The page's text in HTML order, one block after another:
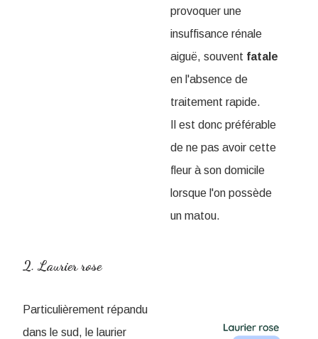
provoquer une
insuffisance rénale
aiguë, souvent fatale
en l'absence de
traitement rapide.
Il est donc préférable
de ne pas avoir cette
fleur à son domicile
lorsque l'on possède
un matou.
2. Laurier rose
Particulièrement répandu
dans le sud, le laurier